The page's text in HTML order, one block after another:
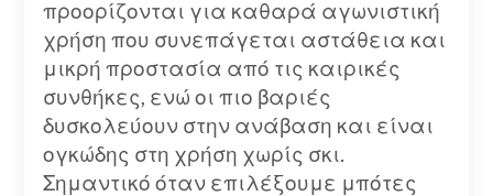
προορίζονται για καθαρά αγωνιστική
χρήση που συνεπάγεται αστάθεια και
μικρή προστασία από τις καιρικές
συνθήκες, ενώ οι πιο βαριές
δυσκολεύουν στην ανάβαση και είναι
ογκώδης στη χρήση χωρίς σκι.
Σημαντικό όταν επιλέξουμε μπότες